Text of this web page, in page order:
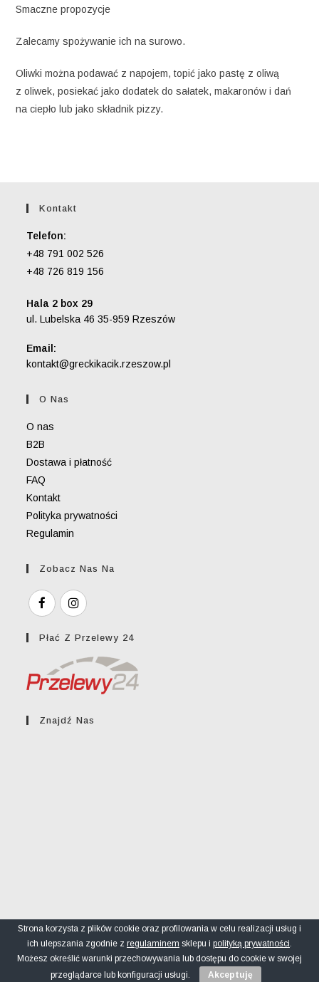
Smaczne propozycje
Zalecamy spożywanie ich na surowo.
Oliwki można podawać z napojem, topić jako pastę z oliwą
z oliwek, posiekać jako dodatek do sałatek, makaronów i dań
na ciepło lub jako składnik pizzy.
Kontakt
Telefon:
+48 791 002 526
+48 726 819 156
Hala 2 box 29
ul. Lubelska 46 35-959 Rzeszów
Email:
kontakt@greckikacik.rzeszow.pl
O Nas
O nas
B2B
Dostawa i płatność
FAQ
Kontakt
Polityka prywatności
Regulamin
Zobacz Nas Na
Płać Z Przelewy 24
Znajdź Nas
Regulamin sklepu Polityka prywatności FAQ
© greckikacik.rzeszow.pl
Strona korzysta z plików cookie oraz profilowania w celu realizacji usług i
ich ulepszania zgodnie z regulaminem sklepu i polityką prywatności.
Możesz określić warunki przechowywania lub dostępu do cookie w swojej
przeglądarce lub konfiguracji usługi.
Akceptuję